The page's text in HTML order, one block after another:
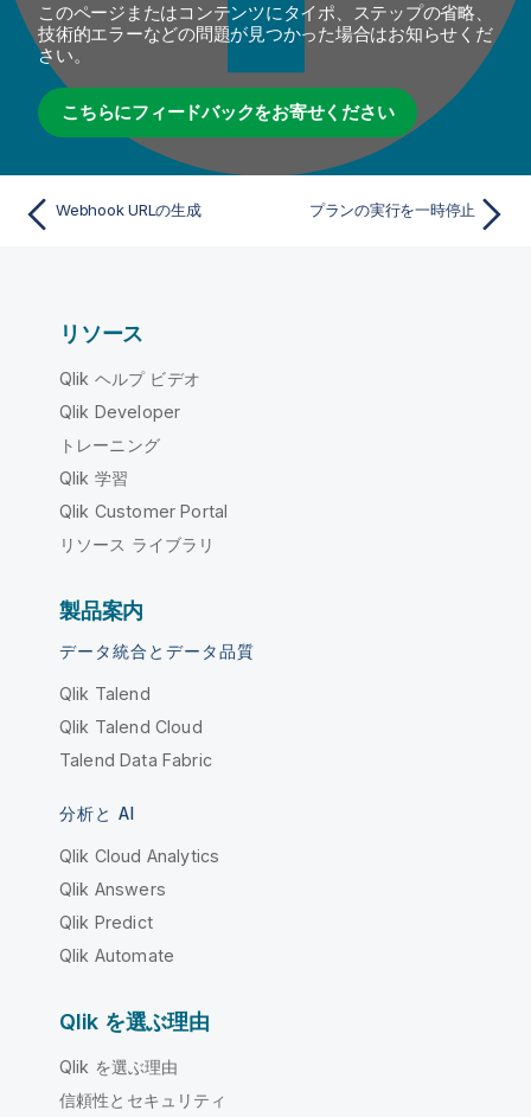
このページまたはコンテンツにタイポ、ステップの省略、
技術的エラーなどの問題が見つかった場合はお知らせくだ
さい。
こちらにフィードバックをお寄せください
Webhook URLの生成 プランの実行を一時停止
リソース
Qlik ヘルプ ビデオ
Qlik Developer
トレーニング
Qlik 学習
Qlik Customer Portal
リソース ライブラリ
製品案内
データ統合とデータ品質
Qlik Talend
Qlik Talend Cloud
Talend Data Fabric
分析と AI
Qlik Cloud Analytics
Qlik Answers
Qlik Predict
Qlik Automate
Qlik を選ぶ理由
Qlik を選ぶ理由
信頼性とセキュリティ